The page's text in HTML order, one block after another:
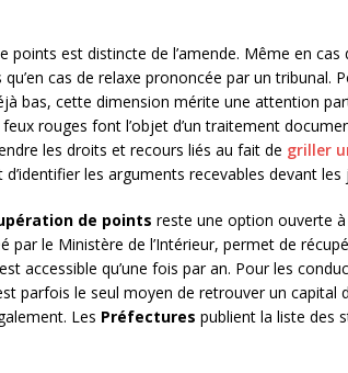
points est distincte de l’amende. Même en cas
cas de relaxe prononcée par un tribunal.
bas, cette dimension mérite une attention
rouges font l’objet d’un traitement
les droits et recours liés au fait de griller
les arguments recevables devant
de points reste une option ouverte
par le Ministère de l’Intérieur, permet de
accessible qu’une fois par an. Pour les
parfois le seul moyen de retrouver un capital
Les Préfectures publient la liste des